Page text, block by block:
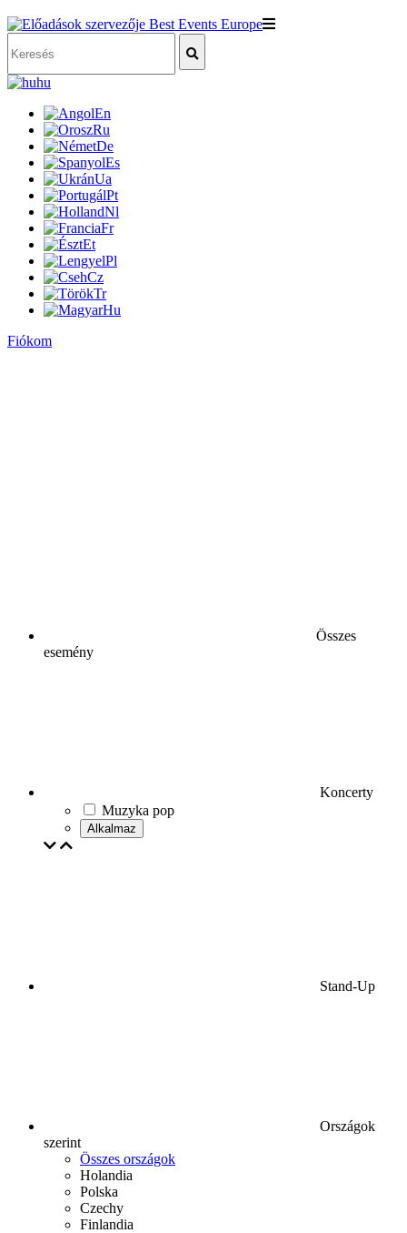
hu
En
Ru
De
Es
Ua
Pt
Nl
Fr
Et
Pl
Cz
Tr
Hu
Fiókom
Összes
esemény
Koncerty
Muzyka pop
Alkalmaz
Stand-Up
Országok
szerint
Összes országok
Holandia
Polska
Czechy
Finlandia